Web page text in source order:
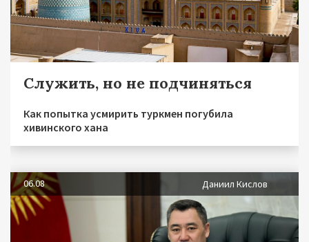
Служить, но не подчиняться
Как попытка усмирить туркмен погубила
хивинского хана
06.08 Даниил Кислов